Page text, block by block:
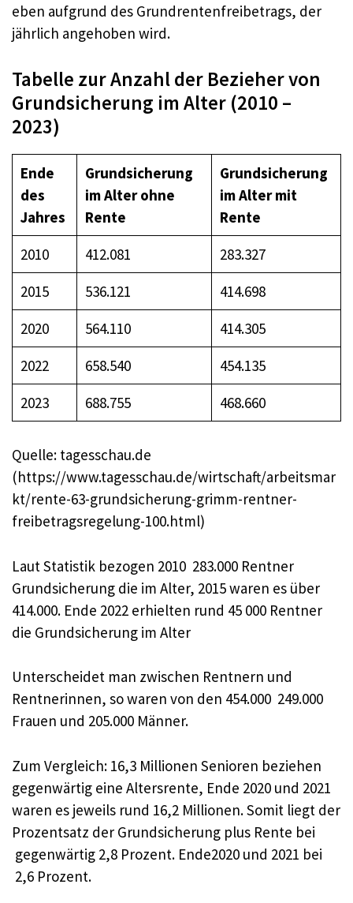
eben aufgrund des Grundrentenfreibetrags, der
jährlich angehoben wird.
Tabelle zur Anzahl der Bezieher von
Grundsicherung im Alter (2010 –
2023)
Ende
des
Jahres
Grundsicherung
im Alter ohne
Rente
Grundsicherung
im Alter mit
Rente
2010
412.081
283.327
2015
536.121
414.698
2020
564.110
414.305
2022
658.540
454.135
2023
688.755 468.660
Quelle: tagesschau.de
(https://www.tagesschau.de/wirtschaft/arbeitsmar
kt/rente-63-grundsicherung-grimm-rentner-
freibetragsregelung-100.html)
Laut Statistik bezogen 2010 283.000 Rentner
Grundsicherung die im Alter, 2015 waren es über
414.000. Ende 2022 erhielten rund 45 000 Rentner
die Grundsicherung im Alter
Unterscheidet man zwischen Rentnern und
Rentnerinnen, so waren von den 454.000 249.000
Frauen und 205.000 Männer.
Zum Vergleich: 16,3 Millionen Senioren beziehen
gegenwärtig eine Altersrente, Ende 2020 und 2021
waren es jeweils rund 16,2 Millionen. Somit liegt der
Prozentsatz der Grundsicherung plus Rente bei
gegenwärtig 2,8 Prozent. Ende2020 und 2021 bei
2,6 Prozent.